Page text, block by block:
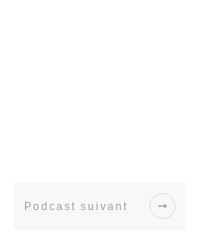
Podcast suivant